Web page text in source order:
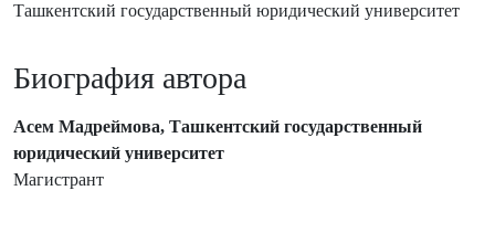
Ташкентский государственный юридический университет
Биография автора
Асем Мадреймова, Ташкентский государственный
юридический университет
Магистрант